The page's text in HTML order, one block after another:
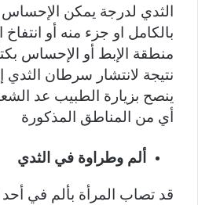
الثدي لدرجة يمكن الإحساس
بالكامل او جزء منه أو انتفاخ
منطقة الإبط أو الإحساس
نتيجة لانتشار سرطان الثدي
ينصح بزيارة الطبيب عد
أي من المناطق المذكورة
ألم وطراوة في الثدي
قد تصاب المرأة بألم في أحد